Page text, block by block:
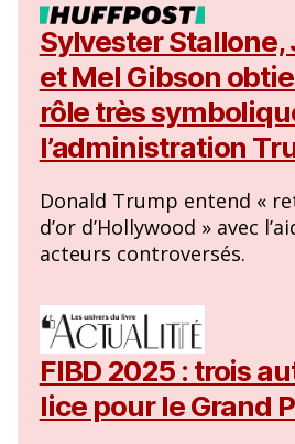
Sylvester Stallone,
et Mel Gibson
rôle très
l’administration
Donald Trump entend «
d’or d’Hollywood » avec
acteurs controversés.
FIBD 2025 : trois
lice pour le Grand